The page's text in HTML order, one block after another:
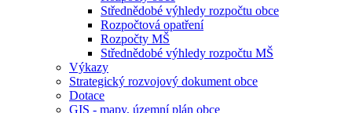
Střednědobé výhledy rozpočtu obce
Rozpočtová opatření
Rozpočty MŠ
Střednědobé výhledy rozpočtu MŠ
Výkazy
Strategický rozvojový dokument obce
Dotace
GIS - mapy, územní plán obce